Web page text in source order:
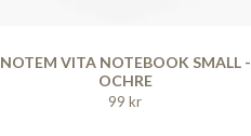
NOTEM VITA NOTEBOOK SMALL -
OCHRE
99 kr